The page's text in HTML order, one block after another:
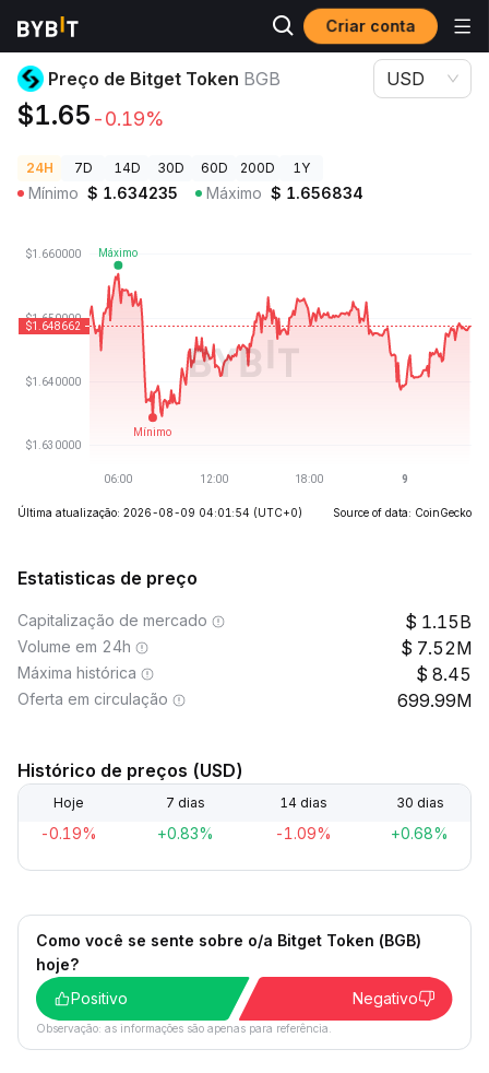
Criar conta
Preços de Criptomoedas Preço de Bitget Token BGB
Preço de Bitget Token BGB
$1.65 -0.19%
USD
24H 7D 14D 30D 60D 200D 1Y
Mínimo $ 1.634235 Máximo $ 1.656834
Última atualização: 2026-08-09 04:01:54 (UTC+0) Source of data: CoinGecko
Estatisticas de preço
Capitalização de mercado 1.15B
Volume em 24h 7.52M
Máxima histórica 8.45
Oferta em circulação 699.99M
Histórico de preços (USD)
Hoje 7 dias 14 dias 30 dias
-0.19% +0.83% -1.09% +0.68%
Como você se sente sobre o/a Bitget Token (BGB)
hoje?
Positivo
Negativo
Observação: as informações são apenas para referência.